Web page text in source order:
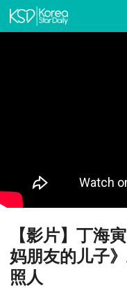
【影片】丁海
妈朋友的儿子
照人